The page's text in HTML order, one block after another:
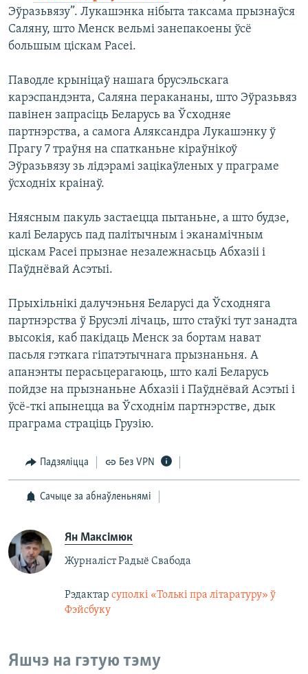
Эўразьвязу”. Лукашэнка нібыта таксама прызнаўся
Саляну, што Менск вельмі занепакоены ўсё
большым ціскам Расеі.
Паводле крыніцаў нашага брусэльскага
карэспандэнта, Саляна перакананы, што Эўразьвяз
павінен запрасіць Беларусь ва Ўсходняе
партнэрства, а самога Аляксандра Лукашэнку ў
Прагу 7 траўня на спатканьне кіраўнікоў
Эўразьвязу зь лідэрамі зацікаўленых у праграме
ўсходніх краінаў.
Няясным пакуль застаецца пытаньне, а што будзе,
калі Беларусь пад палітычным і эканамічным
ціскам Расеі прызнае незалежнасьць Абхазіі і
Паўднёвай Асэтыі.
Прыхільнікі далучэньня Беларусі да Ўсходняга
партнэрства ў Брусэлі лічаць, што стаўкі тут занадта
высокія, каб пакідаць Менск за бортам нават
пасьля гэткага гіпатэтычнага прызнаньня. А
апанэнты перасьцерагаюць, што калі Беларусь
пойдзе на прызнаньне Абхазіі і Паўднёвай Асэтыі і
ўсё-ткі апынецца ва Ўсходнім партнэрстве, дык
праграма страціць Грузію.
Падзяліцца Без VPN
Сачыце за абнаўленьнямі
Ян Максімюк
Журналіст Радыё Свабода
Рэдактар суполкі «Толькі пра літаратуру» ў
Фэйсбуку
Яшчэ на гэтую тэму